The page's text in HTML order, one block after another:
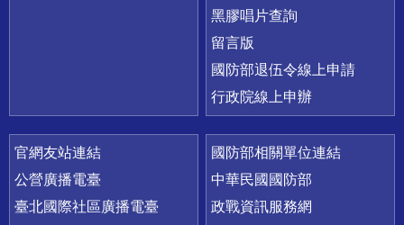
黑膠唱片查詢
留言版
國防部退伍令線上申請
行政院線上申辦
官網友站連結
公營廣播電臺
臺北國際社區廣播電臺
國防部相關單位連結
中華民國國防部
政戰資訊服務網